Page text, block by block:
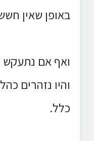
באופן שאין
ואף אם נתעקש
והיו נזהרים
כלל.